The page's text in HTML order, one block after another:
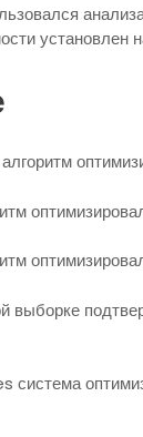
установлен
выборке
система